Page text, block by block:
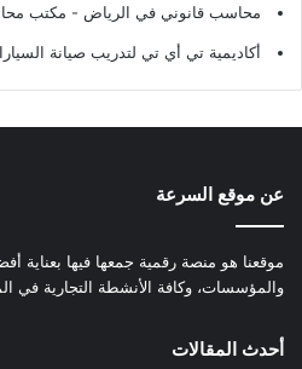
محاسب قانوني في الرياض - مكتب
أكاديمية تي أي تي لتدريب صيانة
عن موقع السرعة
موقعنا هو منصة رقمية جمعها فيها بعناية
والمؤسسات، وكافة الأنشطة التجارية في
أحدث المقالات